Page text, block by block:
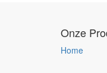
Onze
Home